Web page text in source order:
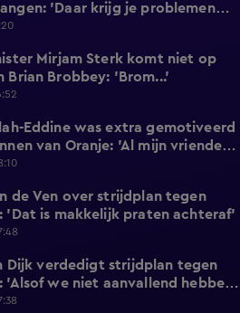
'Daar krijg je problemen
Mirjam Sterk komt niet op
Brian Brobbey: 'Brom...'
Eddine was extra gemotiveerd
van Oranje: 'Al mijn vrienden
de Ven over strijdplan tegen
'Dat is makkelijk praten achteraf'
Dijk verdedigt strijdplan tegen
'Alsof we niet aanvallend hebben